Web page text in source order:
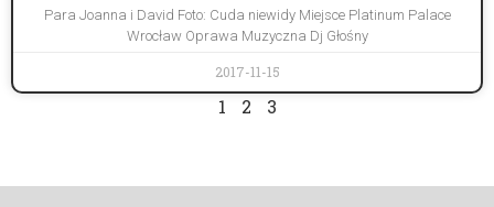
Para Joanna i David Foto: Cuda niewidy Miejsce Platinum Palace
Wrocław Oprawa Muzyczna Dj Głośny
2017-11-15
1 2 3